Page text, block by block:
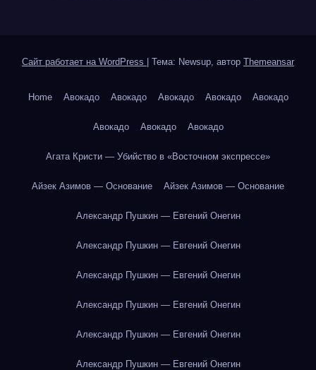
Сайт работает на WordPress Тема: Newsup, автор Themeansar
Home Авокадо Авокадо Авокадо Авокадо Авокадо
Авокадо Авокадо Авокадо
Агата Кристи — Убийство в «Восточном экспрессе»
Айзек Азимов — Основание Айзек Азимов — Основание
Александр Пушкин — Евгений Онегин
Александр Пушкин — Евгений Онегин
Александр Пушкин — Евгений Онегин
Александр Пушкин — Евгений Онегин
Александр Пушкин — Евгений Онегин
Александр Пушкин — Евгений Онегин